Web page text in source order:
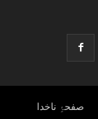
صفحۂِ ناخدا